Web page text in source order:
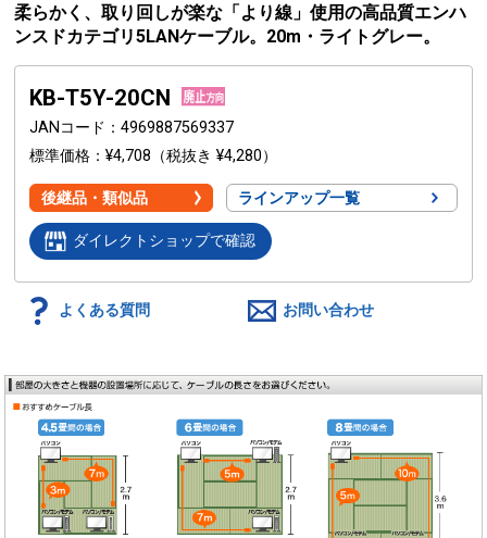
柔らかく、取り回しが楽な「より線」使用の高品質エンハ
ンスドカテゴリ5LANケーブル。20m・ライトグレー。
KB-T5Y-20CN
JANコード
4969887569337
標準価格
¥4,708 （税抜き ¥4,280）
後継品・類似品 ラインアップ一覧
ダイレクトショップで確認
よくある質問 お問い合わせ